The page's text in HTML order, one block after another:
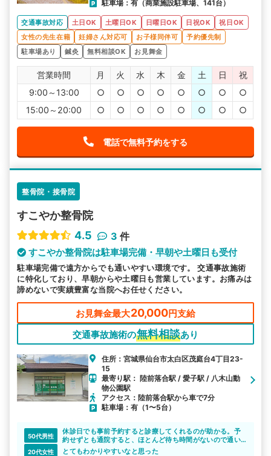
駐車場：有（商業施設駐車場、141台）
交通事故対応 土日OK 土曜日OK 日曜日OK 日祝OK
祝日OK
女性の先生在籍
妊婦さん対応可 お子様同伴可
予約優先制
駐車場あり
鍼灸 無料相談OK お見舞金
営業時間 月 火 水 木 金 土 日
祝
9:00～13:00
○ ○ ○ ○ ○ ○ ○
○
15:00～20:00
○ ○ ○ ○ ○ ○ ○ ○
電話で無料予約をする
整骨院・接骨院
すこやか整骨院
4.5
3 件
すこやか整骨院は駐車場完備・早朝や土曜日も受付
駐車場完備で遠方からでも通いやすい環境です。 交通事故施術
に特化しており、早朝からや土曜日も営業しています。お痛みは
諦めないで実績豊富な当院へお任せください。
お見舞金最大20,000円支給
交通事故施術の無料相談あり
住所：宮城県仙台市太白区茂庭台4丁目23-
15
最寄り駅： 陸前落合駅 / 愛子駅 / 八木山動
物公園駅
アクセス：陸前落合駅から車で7分
駐車場：有（1〜5台）
50代男性
休診日でも事前予約すると診療してくれるのが助かる。予
約せずとも通院すると、ほとんど待ち時間がないので通い
やすい。
20代女性 とてもわかりやすいなと思った